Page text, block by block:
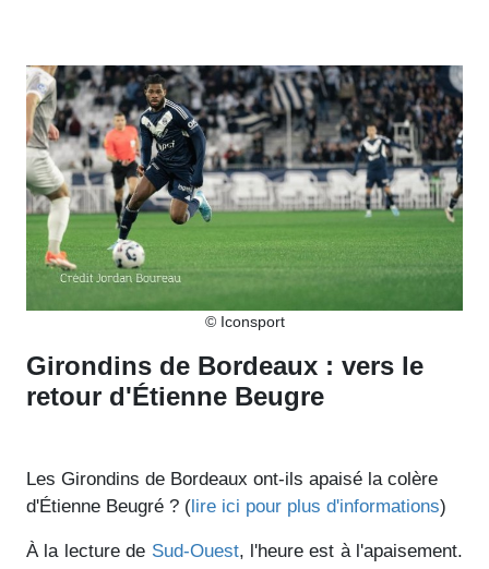
© Iconsport
Girondins de Bordeaux : vers le
retour d'Étienne Beugre
Les Girondins de Bordeaux ont-ils apaisé la colère
d'Étienne Beugré ? (lire ici pour plus d'informations)
À la lecture de Sud-Ouest, l'heure est à l'apaisement.